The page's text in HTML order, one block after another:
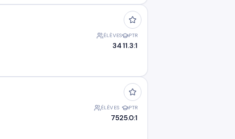
ÉLÈVES
34
PTR
11.3:1
ÉLÈVES
75
PTR
25.0:1